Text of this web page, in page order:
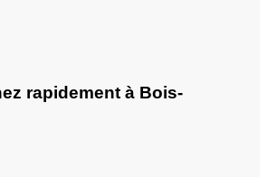
rapidement à Bois-